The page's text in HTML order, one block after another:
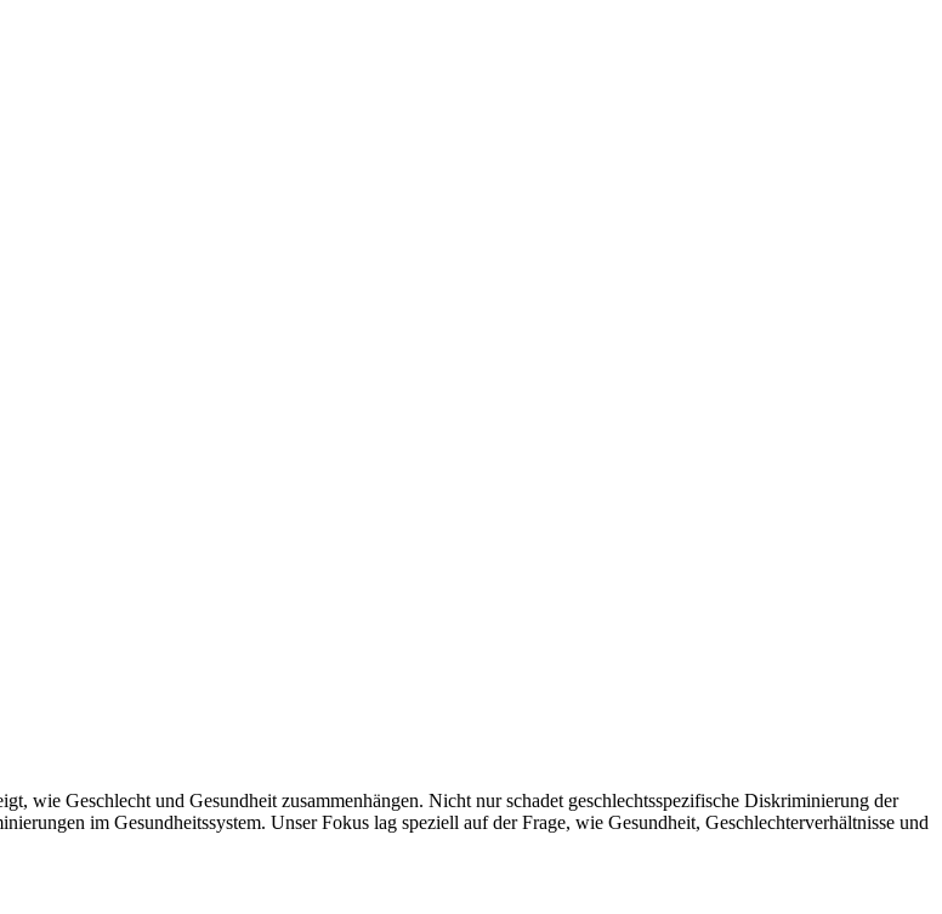
wie Geschlecht und Gesundheit zusammenhängen. Nicht nur schadet geschlechtsspezifische Diskriminierung der
im Gesundheitssystem. Unser Fokus lag speziell auf der Frage, wie Gesundheit, Geschlechterverhältnisse und